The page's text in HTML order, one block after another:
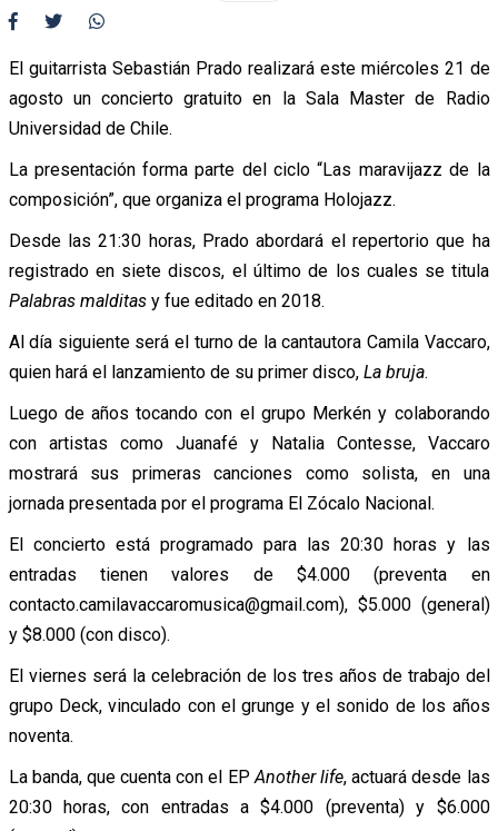
El guitarrista Sebastián Prado realizará este miércoles 21 de
agosto un concierto gratuito en la Sala Master de Radio
Universidad de Chile.
La presentación forma parte del ciclo “Las maravijazz de la
composición”, que organiza el programa Holojazz.
Desde las 21:30 horas, Prado abordará el repertorio que ha
registrado en siete discos, el último de los cuales se titula
Palabras malditasy fue editado en 2018.
Al día siguiente será el turno de la cantautora Camila Vaccaro,
quien hará el lanzamiento de su primer disco, La bruja.
Luego de años tocando con el grupo Merkén y colaborando
con artistas como Juanafé y Natalia Contesse, Vaccaro
mostrará sus primeras canciones como solista, en una
jornada presentada por el programa El Zócalo Nacional.
El concierto está programado para las 20:30 horas y las
entradas tienen valores de $4.000 (preventa en
contacto.camilavaccaromusica@gmail.com), $5.000 (general)
y $8.000 (con disco).
El viernes será la celebración de los tres años de trabajo del
grupo Deck, vinculado con el grunge y el sonido de los años
noventa.
La banda, que cuenta con el EP Another life, actuará desde las
20:30 horas, con entradas a $4.000 (preventa) y $6.000